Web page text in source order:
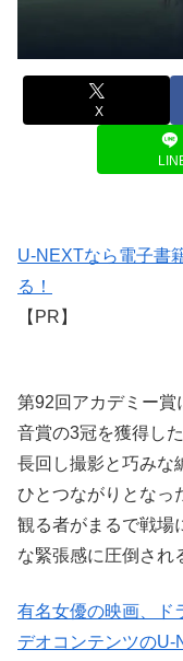
X
U-NEXTなら電子書
る！
【PR】
第92回アカデミー賞
音賞の3冠を獲得した
長回し撮影と巧みな
ひとつながりとなっ
観る者がまるで戦場
な緊張感に圧倒され
有名女優の映画、ド
デオコンテンツのU-